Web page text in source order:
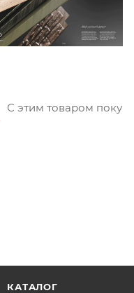
С этим товаром
КАТАЛОГ